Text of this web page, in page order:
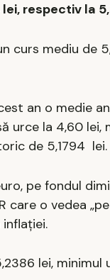
respectiv la
curs mediu de
an o medie
la 4,60 lei,
de 5,1794 lei.
pe fondul
o vedea
lei,